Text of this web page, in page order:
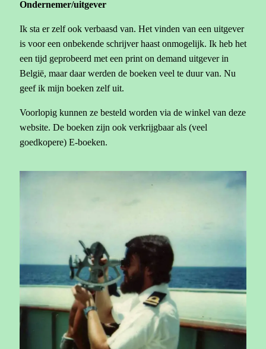
Ondernemer/uitgever
Ik sta er zelf ook verbaasd van. Het vinden van een uitgever
is voor een onbekende schrijver haast onmogelijk. Ik heb het
een tijd geprobeerd met een print on demand uitgever in
België, maar daar werden de boeken veel te duur van. Nu
geef ik mijn boeken zelf uit.
Voorlopig kunnen ze besteld worden via de winkel van deze
website. De boeken zijn ook verkrijgbaar als (veel
goedkopere) E-boeken.